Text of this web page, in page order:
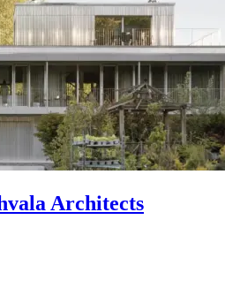
Architects